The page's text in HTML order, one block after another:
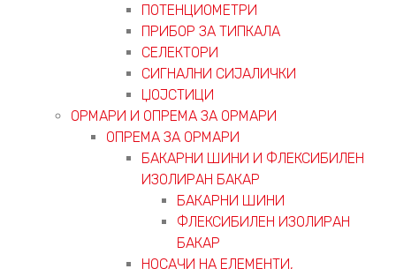
ПОТЕНЦИОМЕТРИ
ПРИБОР ЗА ТИПКАЛА
СЕЛЕКТОРИ
СИГНАЛНИ СИЈАЛИЧКИ
ЏОЈСТИЦИ
ОРМАРИ И ОПРЕМА ЗА ОРМАРИ
ОПРЕМА ЗА ОРМАРИ
БАКАРНИ ШИНИ И ФЛЕКСИБИЛЕН
ИЗОЛИРАН БАКАР
БАКАРНИ ШИНИ
ФЛЕКСИБИЛЕН ИЗОЛИРАН
БАКАР
НОСАЧИ НА ЕЛЕМЕНТИ,